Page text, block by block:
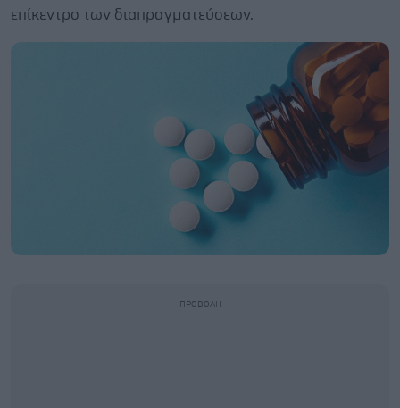
επίκεντρο των διαπραγματεύσεων.